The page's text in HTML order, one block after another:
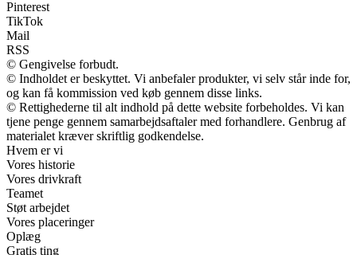
Pinterest
TikTok
Mail
RSS
© Gengivelse forbudt.
© Indholdet er beskyttet. Vi anbefaler produkter, vi selv står inde for,
og kan få kommission ved køb gennem disse links.
© Rettighederne til alt indhold på dette website forbeholdes. Vi kan
tjene penge gennem samarbejdsaftaler med forhandlere. Genbrug af
materialet kræver skriftlig godkendelse.
Hvem er vi
Vores historie
Vores drivkraft
Teamet
Støt arbejdet
Vores placeringer
Oplæg
Gratis ting